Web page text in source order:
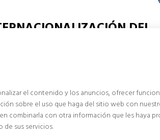
el contenido y los anuncios, ofrecer
sobre el uso que haga del sitio web con
combinarla con otra información que les haya
sus servicios.
DEL